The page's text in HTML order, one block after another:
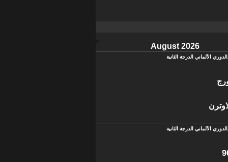
August 2026
الدوري الألماني الدرجة الثانية
الدوري الألماني الدرجة الثانية